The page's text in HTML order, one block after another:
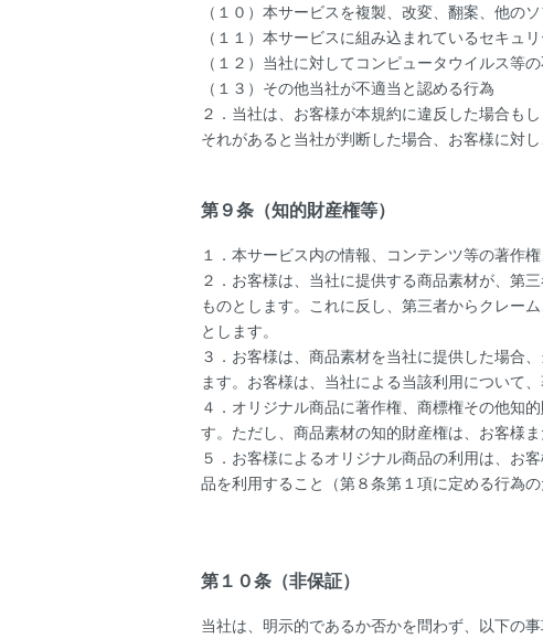
（１０）本サービスを複製、改変、翻案、他の
（１１）本サービスに組み込まれているセキュ
（１２）当社に対してコンピュータウイルス等
（１３）その他当社が不適当と認める行為
２．当社は、お客様が本規約に違反した場合も
それがあると当社が判断した場合、お客様に対
第９条（知的財産権等）
１．本サービス内の情報、コンテンツ等の著作
２．お客様は、当社に提供する商品素材が、第
ものとします。これに反し、第三者からクレー
とします。
３．お客様は、商品素材を当社に提供した場合
ます。お客様は、当社による当該利用について
４．オリジナル商品に著作権、商標権その他知
す。ただし、商品素材の知的財産権は、お客様
５．お客様によるオリジナル商品の利用は、お
品を利用すること（第８条第１項に定める行為
第１０条（非保証）
当社は、明示的であるか否かを問わず、以下の事